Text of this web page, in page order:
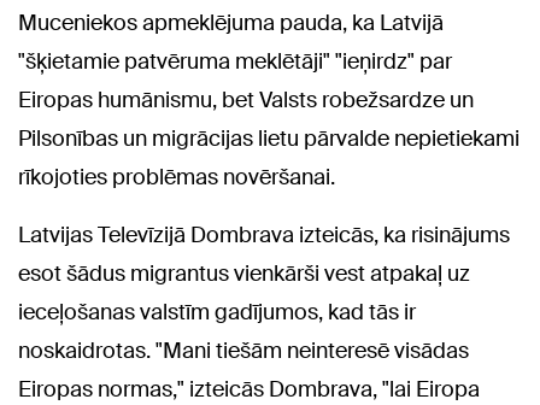
Muceniekos apmeklējuma pauda, ka Latvijā
"šķietamie patvēruma meklētāji" "ieņirdz" par
Eiropas humānismu, bet Valsts robežsardze un
Pilsonības un migrācijas lietu pārvalde nepietiekami
rīkojoties problēmas novēršanai.
Latvijas Televīzijā Dombrava izteicās, ka risinājums
esot šādus migrantus vienkārši vest atpakaļ uz
ieceļošanas valstīm gadījumos, kad tās ir
noskaidrotas. "Mani tiešām neinteresē visādas
Eiropas normas," izteicās Dombrava, "lai Eiropa